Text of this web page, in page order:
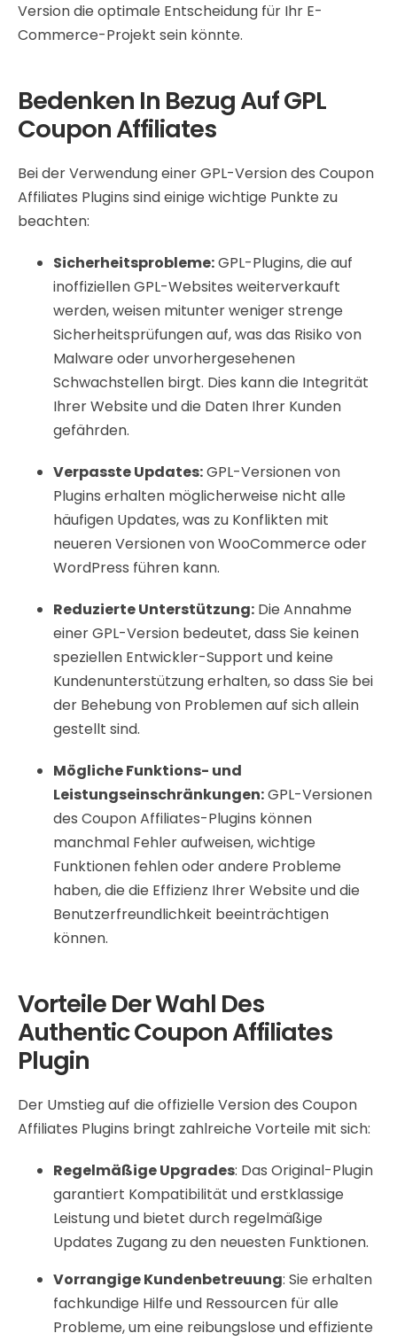
Version die optimale Entscheidung für Ihr E-
Commerce-Projekt sein könnte.
Bedenken In Bezug Auf GPL
Coupon Affiliates
Bei der Verwendung einer GPL-Version des Coupon
Affiliates Plugins sind einige wichtige Punkte zu
beachten:
Sicherheitsprobleme:GPL-Plugins, die auf
inoffiziellen GPL-Websites weiterverkauft
werden, weisen mitunter weniger strenge
Sicherheitsprüfungen auf, was das Risiko von
Malware oder unvorhergesehenen
Schwachstellen birgt. Dies kann die Integrität
Ihrer Website und die Daten Ihrer Kunden
gefährden.
Verpasste Updates:GPL-Versionen von
Plugins erhalten möglicherweise nicht alle
häufigen Updates, was zu Konflikten mit
neueren Versionen von WooCommerce oder
WordPress führen kann.
Reduzierte Unterstützung: Die Annahme
einer GPL-Version bedeutet, dass Sie keinen
speziellen Entwickler-Support und keine
Kundenunterstützung erhalten, so dass Sie bei
der Behebung von Problemen auf sich allein
gestellt sind.
Mögliche Funktions- und
Leistungseinschränkungen:GPL-Versionen
des Coupon Affiliates-Plugins können
manchmal Fehler aufweisen, wichtige
Funktionen fehlen oder andere Probleme
haben, die die Effizienz Ihrer Website und die
Benutzerfreundlichkeit beeinträchtigen
können.
Vorteile Der Wahl Des
Authentic Coupon Affiliates
Plugin
Der Umstieg auf die offizielle Version des Coupon
Affiliates Plugins bringt zahlreiche Vorteile mit sich:
Regelmäßige Upgrades: Das Original-Plugin
garantiert Kompatibilität und erstklassige
Leistung und bietet durch regelmäßige
Updates Zugang zu den neuesten Funktionen.
Vorrangige Kundenbetreuung: Sie erhalten
fachkundige Hilfe und Ressourcen für alle
Probleme, um eine reibungslose und effiziente